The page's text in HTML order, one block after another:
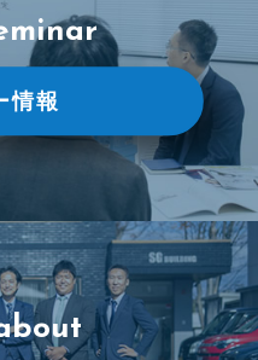
情報